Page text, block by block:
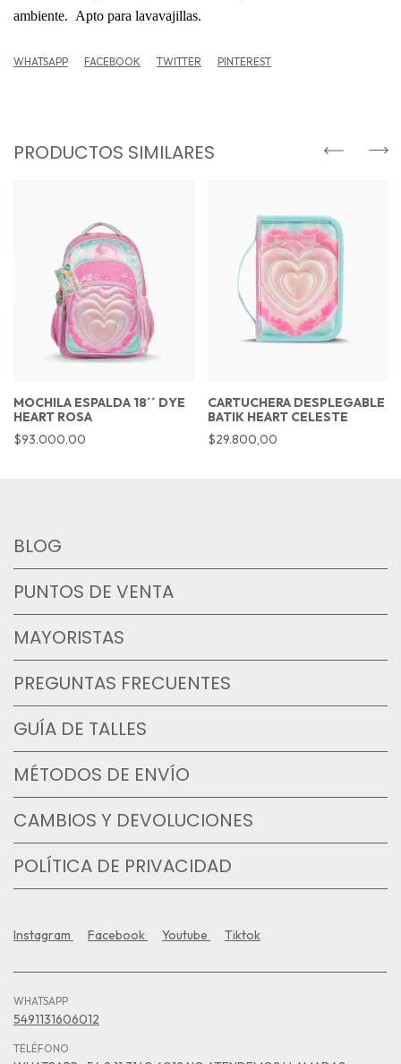
ambiente. Apto para lavavajillas.
WHATSAPP FACEBOOK TWITTER PINTEREST
PRODUCTOS SIMILARES
MOCHILA ESPALDA 18´´ DYE
HEART ROSA
$93.000,00
CARTUCHERA DESPLEGABLE
BATIK HEART CELESTE
$29.800,00
BLOG
PUNTOS DE VENTA
MAYORISTAS
PREGUNTAS FRECUENTES
GUÍA DE TALLES
MÉTODOS DE ENVÍO
CAMBIOS Y DEVOLUCIONES
POLÍTICA DE PRIVACIDAD
Instagram Facebook Youtube Tiktok
WHATSAPP
5491131606012
TELÉFONO